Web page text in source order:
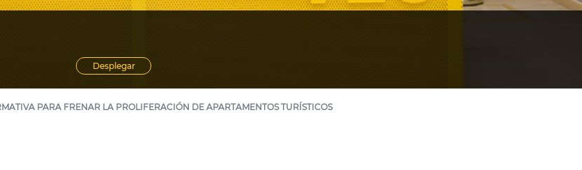
Desplegar
PARA FRENAR LA PROLIFERACIÓN DE APARTAMENTOS TURÍSTICOS